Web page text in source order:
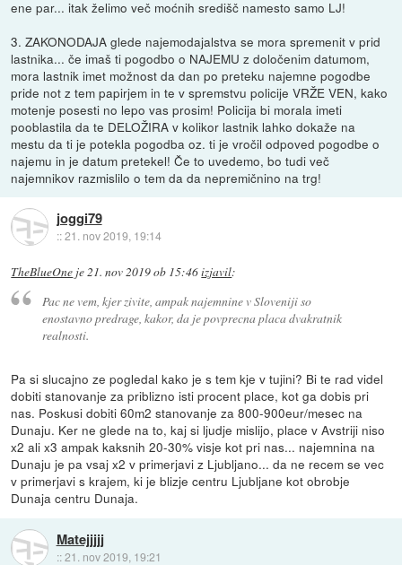
ene par... itak želimo več moćnih središč namesto samo LJ!
3. ZAKONODAJA glede najemodajalstva se mora spremenit v prid
lastnika... če imaš ti pogodbo o NAJEMU z določenim datumom,
mora lastnik imet možnost da dan po preteku najemne pogodbe
pride not z tem papirjem in te v spremstvu policije VRŽE VEN, kako
motenje posesti no lepo vas prosim! Policija bi morala imeti
pooblastila da te DELOŽIRA v kolikor lastnik lahko dokaže na
mestu da ti je potekla pogodba oz. ti je vročil odpoved pogodbe o
najemu in je datum pretekel! Če to uvedemo, bo tudi več
najemnikov razmislilo o tem da da nepremičnino na trg!
joggi79
::21. nov 2019, 19:14
TheBlueOne je21. nov 2019 ob 15:46izjavil:
Pac ne vem, kjer zivite, ampak najemnine v Sloveniji so
enostavno predrage, kakor, da je povprecna placa dvakratnik
realnosti.
Pa si slucajno ze pogledal kako je s tem kje v tujini? Bi te rad videl
dobiti stanovanje za priblizno isti procent place, kot ga dobis pri
nas. Poskusi dobiti 60m2 stanovanje za 800-900eur/mesec na
Dunaju. Ker ne glede na to, kaj si ljudje mislijo, place v Avstriji niso
x2 ali x3 ampak kaksnih 20-30% visje kot pri nas... najemnina na
Dunaju je pa vsaj x2 v primerjavi z Ljubljano... da ne recem se vec
v primerjavi s krajem, ki je blizje centru Ljubljane kot obrobje
Dunaja centru Dunaja.
Matejjjjj
::21. nov 2019, 19:21